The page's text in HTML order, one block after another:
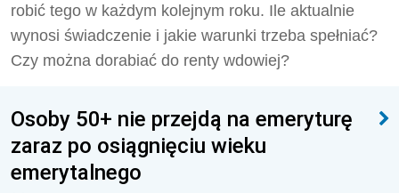
robić tego w każdym kolejnym roku. Ile aktualnie
wynosi świadczenie i jakie warunki trzeba spełniać?
Czy można dorabiać do renty wdowiej?
Osoby 50+ nie przejdą na emeryturę
zaraz po osiągnięciu wieku
emerytalnego